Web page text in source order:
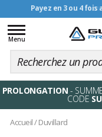
Payez en 3 ou 4
Toggle
navigation
Menu
PROLONGATION -
CODE
Accueil/Duvillard